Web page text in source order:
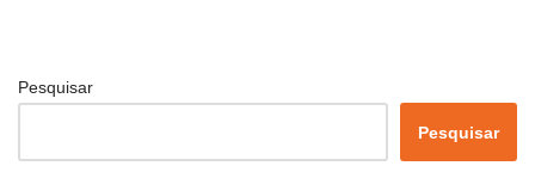
Pesquisar
Pesquisar